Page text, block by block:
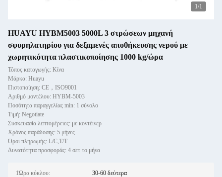
1/1
HUAYU HYBM5003 5000L 3 στρώσεων μηχανή
σφυρηλατηρίου για δεξαμενές αποθήκευσης νερού με
χωρητικότητα πλαστικοποίησης 1000 kg/ώρα
Τόπος καταγωγής: Κίνα
Μάρκα: Huayu
Πιστοποίηση: CE，ISO9001
Αριθμό μοντέλου: HYBM-5003
Ποσότητα παραγγελίας min: 1 σύνολο
Τιμή: Negotiate
Συσκευασία λεπτομέρειες: με κοντέινερ
Χρόνος παράδοσης: 5 μήνες
Όροι πληρωμής: L/C,T/T
Δυνατότητα προσφοράς: 4 σετ το μήνα
1Ώρα κύκλου: 30-60 δεύτερα